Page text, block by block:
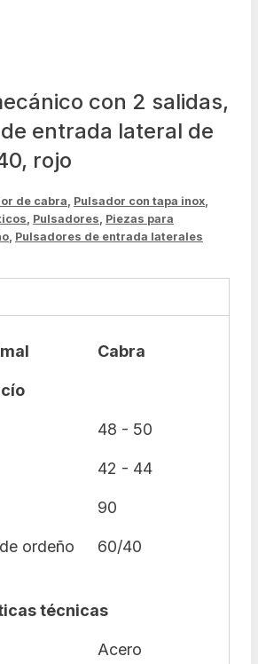
con 2 salidas,
entrada lateral de
rojo
de cabra, Pulsador con tapa inox,
, Pulsadores, Piezas para
, Pulsadores de entrada laterales
Cabra
48 - 50
42 - 44
90
ordeño
60/40
técnicas
Acero